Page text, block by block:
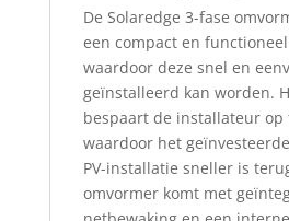
De Solaredge 3-fase
een compact en
waardoor deze snel en
geïnstalleerd kan worden.
bespaart de installateur op
waardoor het
PV-installatie sneller is
omvormer komt met